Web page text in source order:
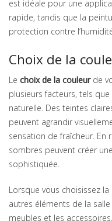
est idéale pour une
rapide, tandis que la
protection contre
Choix de la
Le choix de la couleurde
plusieurs facteurs, tels
naturelle. Des teintes
peuvent agrandir
sensation de fraîcheur. En
sombres peuvent créer
sophistiquée.
Lorsque vous choisissez
autres éléments de la
meubles et les